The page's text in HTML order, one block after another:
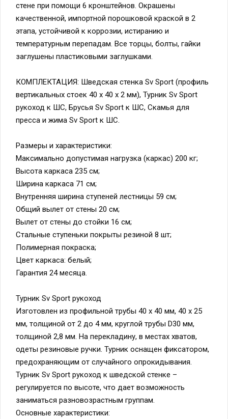
стене при помощи 6 кронштейнов. Окрашены
качественной, импортной порошковой краской в 2
этапа, устойчивой к коррозии, истиранию и
температурным перепадам. Все торцы, болты, гайки
заглушены пластиковыми заглушками.
КОМПЛЕКТАЦИЯ: Шведская стенка Sv Sport (профиль
вертикальных стоек 40 х 40 х 2 мм), Турник Sv Sport
рукоход к ШС, Брусья Sv Sport к ШС, Скамья для
пресса и жима Sv Sport к ШС.
Размеры и характеристики:
Максимально допустимая нагрузка (каркас) 200 кг;
Высота каркаса 235 см;
Ширина каркаса 71 см;
Внутренняя ширина ступеней лестницы 59 см;
Общий вылет от стены 20 см;
Вылет от стены до стойки 16 см;
Стальные ступеньки покрыты резиной 8 шт;
Полимерная покраска;
Цвет каркаса: белый;
Гарантия 24 месяца.
Турник Sv Sport рукоход
Изготовлен из профильной трубы 40 х 40 мм, 40 х 25
мм, толщиной от 2 до 4 мм, круглой трубы D30 мм,
толщиной 2,8 мм. На перекладину, в местах хватов,
одеты резиновые ручки. Турник оснащен фиксатором,
предохраняющим от случайного опрокидывания.
Турник Sv Sport рукоход к шведской стенке –
регулируется по высоте, что дает возможность
заниматься разновозрастным группам.
Основные характеристики: